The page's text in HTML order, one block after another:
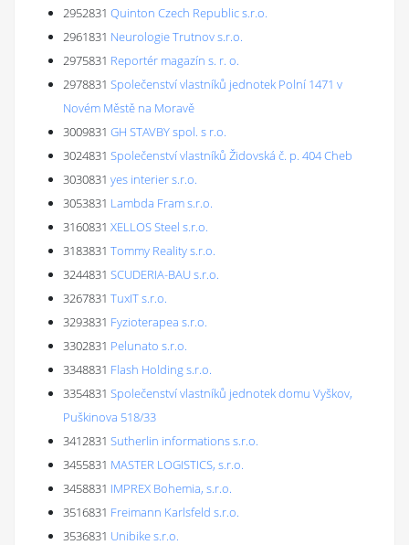
2952831 Quinton Czech Republic s.r.o.
2961831 Neurologie Trutnov s.r.o.
2975831 Reportér magazín s. r. o.
2978831 Společenství vlastníků jednotek Polní 1471 v
Novém Městě na Moravě
3009831 GH STAVBY spol. s r.o.
3024831 Společenství vlastníků Židovská č. p. 404 Cheb
3030831 yes interier s.r.o.
3053831 Lambda Fram s.r.o.
3160831 XELLOS Steel s.r.o.
3183831 Tommy Reality s.r.o.
3244831 SCUDERIA-BAU s.r.o.
3267831 TuxIT s.r.o.
3293831 Fyzioterapea s.r.o.
3302831 Pelunato s.r.o.
3348831 Flash Holding s.r.o.
3354831 Společenství vlastníků jednotek domu Vyškov,
Puškinova 518/33
3412831 Sutherlin informations s.r.o.
3455831 MASTER LOGISTICS, s.r.o.
3458831 IMPREX Bohemia, s.r.o.
3516831 Freimann Karlsfeld s.r.o.
3536831 Unibike s.r.o.